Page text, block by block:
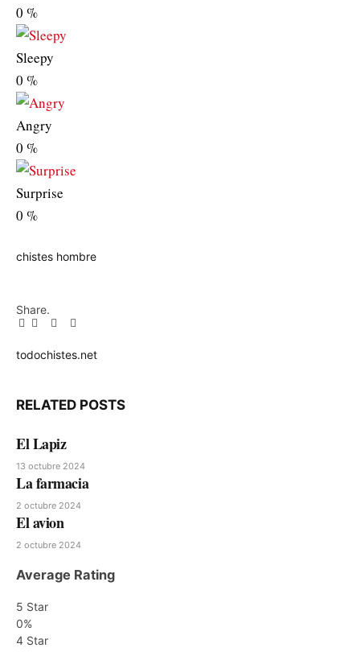
0 %
Sleepy
0 %
Angry
0 %
Surprise
0 %
chistes hombre
Share.
Facebook
TwitterPinterest
LinkedIn
Tumblr
Email
todochistes.net
RELATED POSTS
El Lapiz
13 octubre 2024
La farmacia
2 octubre 2024
El avion
2 octubre 2024
Average Rating
5 Star
0%
4 Star